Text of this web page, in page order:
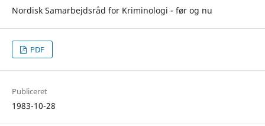
Nordisk Samarbejdsråd for Kriminologi - før og nu
PDF
Publiceret
1983-10-28